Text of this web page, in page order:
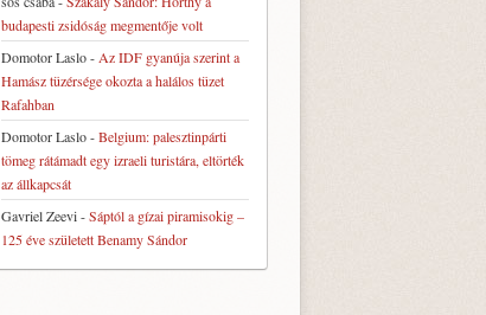
budapesti zsidóság megmentője volt
Domotor Laslo- Az IDF gyanúja szerint a
Hamász tüzérsége okozta a halálos tüzet
Rafahban
Domotor Laslo-Belgium: palesztinpárti
tömeg rátámadt egy izraeli turistára, eltörték
az állkapcsát
Gavriel Zeevi-Sáptól a gízai piramisokig –
125 éve született Benamy Sándor